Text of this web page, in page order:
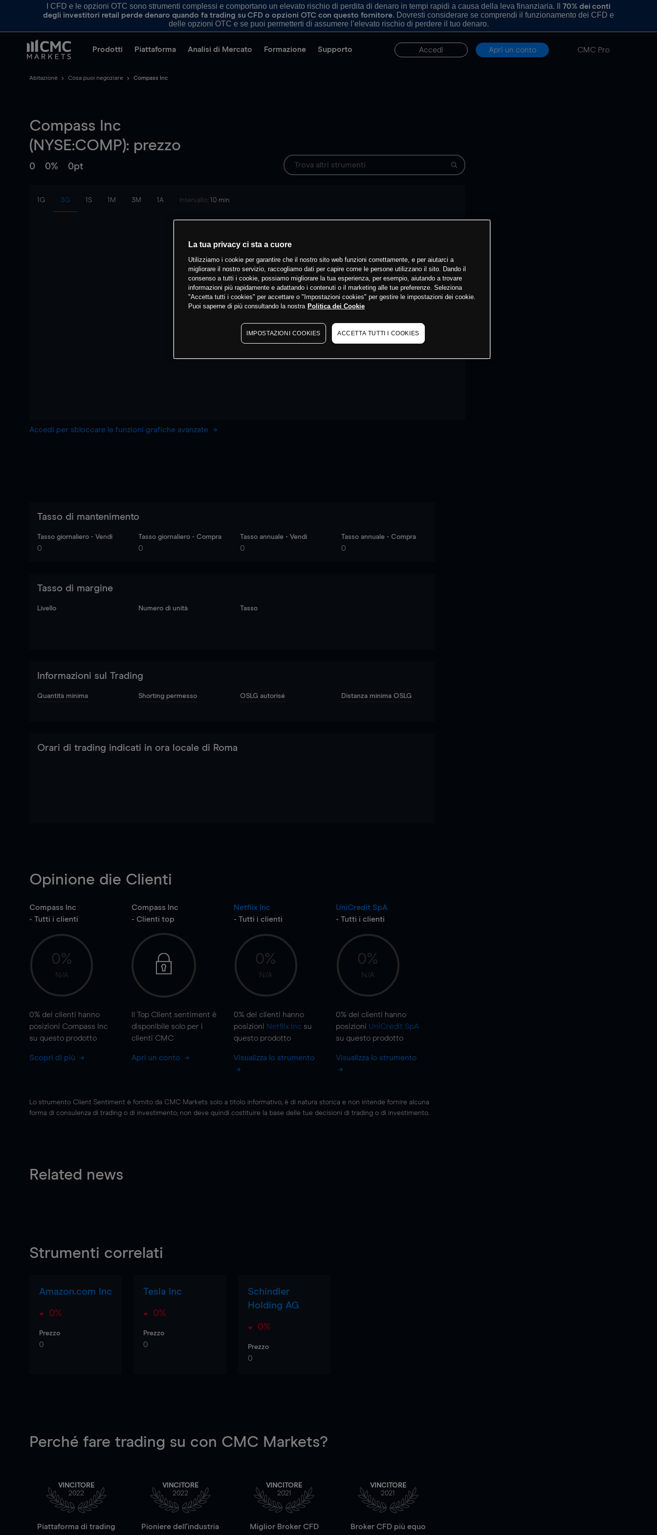
I CFD e le opzioni OTC sono strumenti complessi e comportano un elevato rischio di perdita di denaro in tempi rapidi a causa della leva finanziaria. Il 70% dei conti
degli investitori retail perde denaro quando fa trading su CFD o opzioni OTC con questo fornitore. Dovresti considerare se comprendi il funzionamento dei CFD e
delle opzioni OTC e se puoi permetterti di assumere l’elevato rischio di perdere il tuo denaro.
Prodotti Piattaforma Analisi di Mercato Formazione Supporto Accedi Apri un conto CMC Pro
Abitazione Cosa puoi negoziare Compass Inc
Compass Inc
(NYSE:COMP): prezzo
0 0% 0pt
1G 3G 1S 1M 3M 1A Intervallo: 10 min
Accedi per sbloccare le funzioni grafiche avanzate
Tasso di mantenimento
Tasso giornaliero - Vendi
0
Tasso giornaliero - Compra
0
Tasso annuale - Vendi
0
Tasso annuale - Compra
0
Tasso di margine
Livello Numero di unità Tasso
Informazioni sul Trading
Quantità minima Shorting permesso OSLG autorisé Distanza minima OSLG
Orari di trading indicati in ora locale di Roma
Opinione die Clienti
Compass Inc
- Tutti i clienti
0%
N/A
0% dei clienti hanno
posizioni Compass Inc
su questo prodotto
Scopri di più
Compass Inc
- Clienti top
Il Top Client sentiment è
disponibile solo per i
clienti CMC
Apri un conto
Netflix Inc
- Tutti i clienti
0%
N/A
0% dei clienti hanno
posizioni Netflix Inc su
questo prodotto
Visualizza lo strumento
UniCredit SpA
- Tutti i clienti
0%
N/A
0% dei clienti hanno
posizioni UniCredit SpA
su questo prodotto
Visualizza lo strumento
Lo strumento Client Sentiment è fornito da CMC Markets solo a titolo informativo, è di natura storica e non intende fornire alcuna
forma di consulenza di trading o di investimento; non deve quindi costituire la base delle tue decisioni di trading o di investimento.
Related news
Strumenti correlati
Amazon.com Inc
0%
Prezzo
0
Tesla Inc
0%
Prezzo
0
Schindler
Holding AG
0%
Prezzo
0
Perché fare trading su con CMC Markets?
VINCITORE
2022
Piattaforma di trading
VINCITORE
2022
Pioniere dell'industria
VINCITORE
2021
Miglior Broker CFD
VINCITORE
2021
Broker CFD più equo
La tua privacy ci sta a cuore
Utilizziamo i cookie per garantire che il nostro sito web funzioni correttamente, e per aiutarci a
migliorare il nostro servizio, raccogliamo dati per capire come le persone utilizzano il sito. Dando il
consenso a tutti i cookie, possiamo migliorare la tua esperienza, per esempio, aiutando a trovare
informazioni più rapidamente e adattando i contenuti o il marketing alle tue preferenze. Seleziona
"Accetta tutti i cookies" per accettare o "Impostazioni cookies" per gestire le impostazioni dei cookie.
Puoi saperne di più consultando la nostra Politica dei Cookie
IMPOSTAZIONI COOKIES ACCETTA TUTTI I COOKIES